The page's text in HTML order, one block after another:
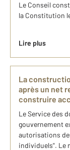
Le Conseil
la Constitution
Lire plus
La
après un net
construire
Le Service des
gouvernement
autorisations
individuels". Le